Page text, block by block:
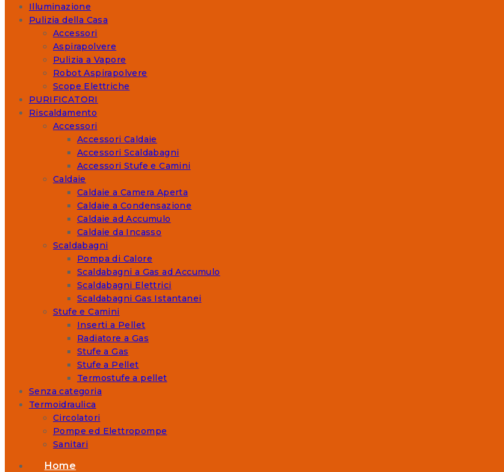
Illuminazione
Pulizia della Casa
Accessori
Aspirapolvere
Pulizia a Vapore
Robot Aspirapolvere
Scope Elettriche
PURIFICATORI
Riscaldamento
Accessori
Accessori Caldaie
Accessori Scaldabagni
Accessori Stufe e Camini
Caldaie
Caldaie a Camera Aperta
Caldaie a Condensazione
Caldaie ad Accumulo
Caldaie da Incasso
Scaldabagni
Pompa di Calore
Scaldabagni a Gas ad Accumulo
Scaldabagni Elettrici
Scaldabagni Gas Istantanei
Stufe e Camini
Inserti a Pellet
Radiatore a Gas
Stufe a Gas
Stufe a Pellet
Termostufe a pellet
Senza categoria
Termoidraulica
Circolatori
Pompe ed Elettropompe
Sanitari
Home